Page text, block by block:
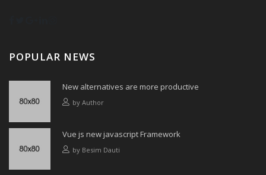
POPULAR NEWS
New alternatives are more productive
by Author
Vue js new javascript Framework
by Besim Dauti